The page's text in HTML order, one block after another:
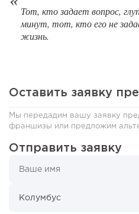
125
Coffee Way приступил к
Тот, кто задает вопрос,
минут, тот, кто его не
жизнь.
Оставить заявку
Мы передадим вашу заявку
франшизы или предложим
Отправить заявку